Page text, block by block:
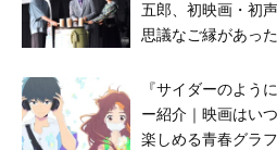
五郎、初映画・初
思議なご縁があった
『サイダーのよう
ー紹介｜映画はい
楽しめる青春グラ